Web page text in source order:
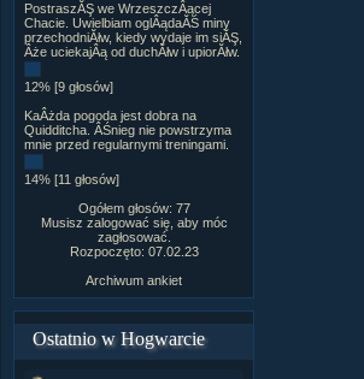
PostraszĂŞ we WrzeszczÂącej
Chacie. Uwielbiam oglÂądaĂŚ miny
przechodniĂłw, kiedy wydaje im siĂŞ,
Âże uciekajÂą od duchĂłw i upiorĂłw.
12% [9 głosów]
KaÂżda pogoda jest dobra na
Quidditcha. ÂŚnieg nie powstrzyma
mnie przed regularnymi treningami.
14% [11 głosów]
Ogółem głosów: 77
Musisz zalogować się, aby móc
zagłosować.
Rozpoczęto: 07.02.23
Archiwum ankiet
Ostatnio w Hogwarcie